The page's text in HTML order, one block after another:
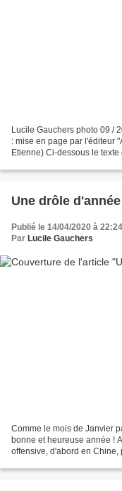
Lucile Gauchers photo 09 /
: mise en page par l'éditeur
Etienne) Ci-dessous le
Une drôle
Publié le 14/04/2020 à 22:24
Par Lucile Gauchers
Comme le mois de Janvier
bonne et heureuse année !
offensive, d'abord en Chine,